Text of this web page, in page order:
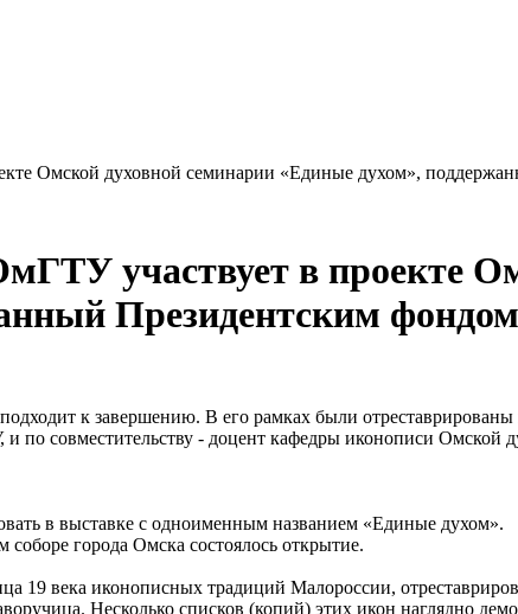
Омской духовной семинарии «Единые духом»,
участвует в проекте
Президентским
к завершению. В его рамках были
по совместительству - доцент кафедры иконописи Омской
в выставке с одноименным названием «Единые духом».
соборе города Омска состоялось открытие.
19 века иконописных традиций Малороссии,
Несколько списков (копий) этих икон наглядно